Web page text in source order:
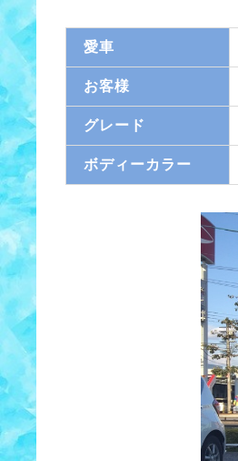
愛車
お客様
グレード
ボディーカラー